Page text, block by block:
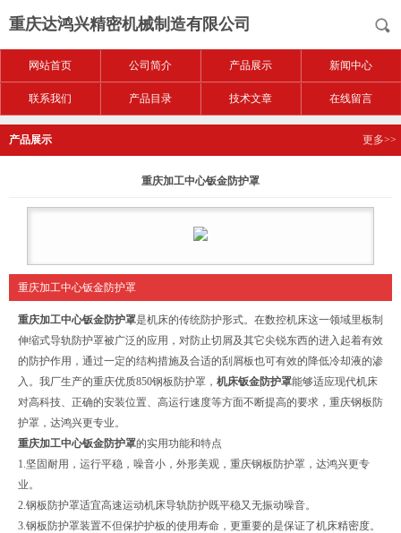
重庆达鸿兴精密机械制造有限公司
网站首页 公司简介 产品展示 新闻中心
联系我们 产品目录 技术文章 在线留言
产品展示 更多>>
重庆加工中心钣金防护罩
重庆加工中心钣金防护罩
重庆加工中心钣金防护罩是机床的传统防护形式。在数控机床这一领域里板制
伸缩式导轨防护罩被广泛的应用，对防止切屑及其它尖锐东西的进入起着有效
的防护作用，通过一定的结构措施及合适的刮屑板也可有效的降低冷却液的渗
入。我厂生产的重庆优质850钢板防护罩， 机床钣金防护罩能够适应现代机床
对高科技、正确的安装位置、高运行速度等方面不断提高的要求，重庆钢板防
护罩，达鸿兴更专业。
重庆加工中心钣金防护罩的实用功能和特点
1.坚固耐用，运行平稳，噪音小，外形美观，重庆钢板防护罩，达鸿兴更专
业。
2.钢板防护罩适宜高速运动机床导轨防护既平稳又无振动噪音。
3.钢板防护罩装置不但保护护板的使用寿命，更重要的是保证了机床精密度。